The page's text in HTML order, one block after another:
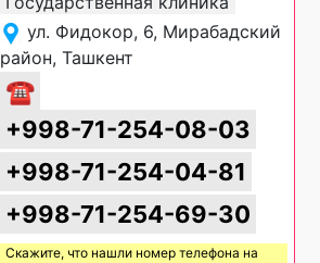
ул. Фидокор, 6, Мирабадский
район, Ташкент
☎
+998-71-254-08-03
+998-71-254-04-81
+998-71-254-69-30
Скажите, что нашли номер телефона на